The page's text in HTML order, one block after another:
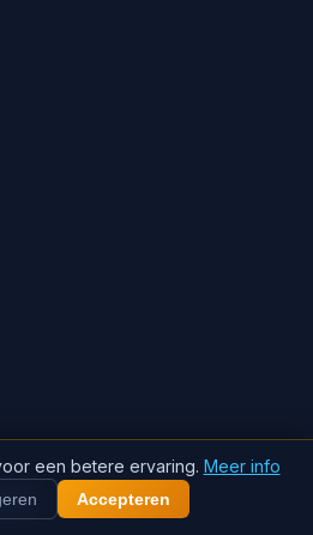
een betere ervaring. Meer info
Accepteren